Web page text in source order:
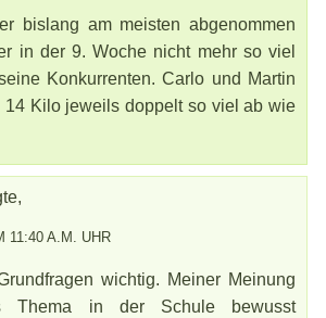
bislang am meisten abgenommen
in der 9. Woche nicht mehr so viel
Konkurrenten. Carlo und Martin
14 Kilo jeweils doppelt so viel ab wie
11:40 A.M. UHR
wichtig. Meiner Meinung
Thema in der Schule bewusst